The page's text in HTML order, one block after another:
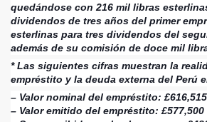
quedándose con 216 mil libras
dividendos de tres años del primer
esterlinas para tres dividendos del
además de su comisión de doce mil
* Las siguientes cifras muestran la
empréstito y la deuda externa del Perú
– Valor nominal del empréstito: £616,515
– Valor emitido del empréstito: £577,500